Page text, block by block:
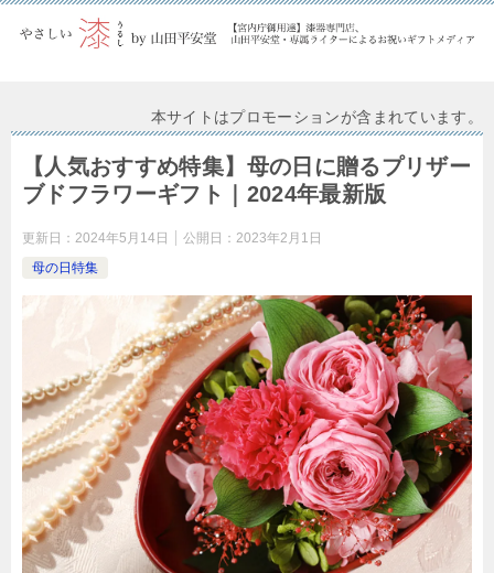
本サイトはプロモーションが含まれています。
【人気おすすめ特集】母の日に贈るプリザー
ブドフラワーギフト｜2024年最新版
更新日： 2024年5月14日 公開日： 2023年2月1日
母の日特集